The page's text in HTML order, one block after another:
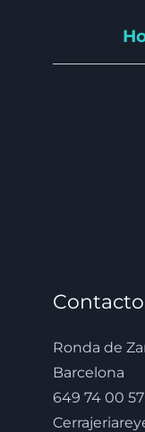
Contacto
Ronda de
Barcelona
649 74 00 57